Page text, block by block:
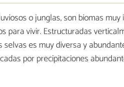
o junglas, son biomas
para vivir. Estructuradas
es muy diversa y
por precipitaciones